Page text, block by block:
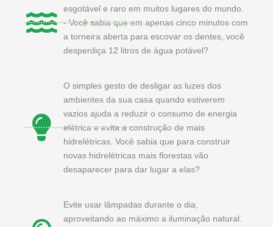
esgotável e raro em muitos lugares do mundo.
- Você sabia que em apenas cinco minutos com
a torneira aberta para escovar os dentes, você
desperdiça 12 litros de água potável?
O simples gesto de desligar as luzes dos
ambientes da sua casa quando estiverem
vazios ajuda a reduzir o consumo de energia
elétrica e evita a construção de mais
hidrelétricas. Você sabia que para construir
novas hidrelétricas mais florestas vão
desaparecer para dar lugar a elas?
Evite usar lâmpadas durante o dia,
aproveitando ao máximo a iluminação natural.